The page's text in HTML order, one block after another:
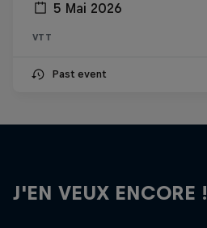
5 Mai 2026
VTT
Past event
J'EN VEUX ENCORE !